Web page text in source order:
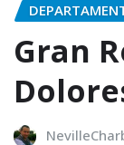
Gran